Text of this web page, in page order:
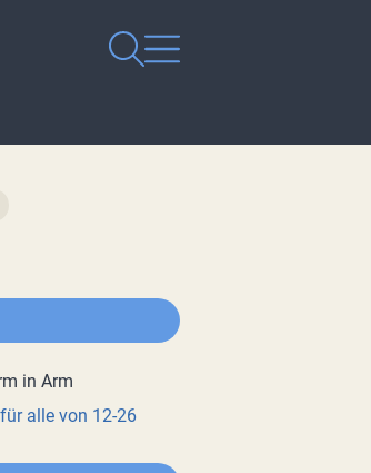
alle von 12-26